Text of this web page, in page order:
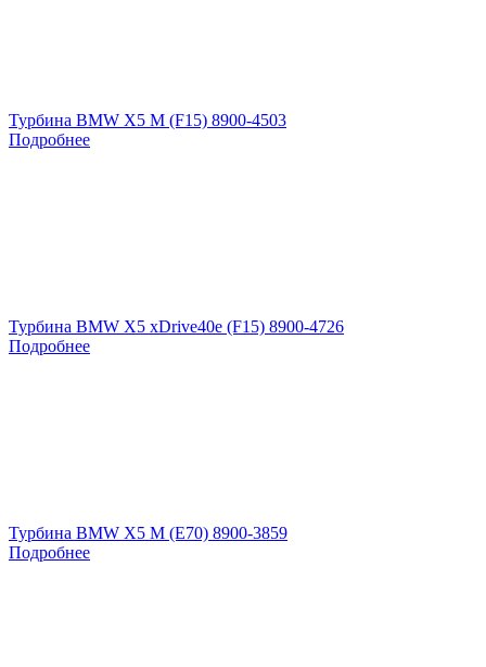
Турбина BMW X5 M (F15) 8900-4503
Подробнее
Турбина BMW X5 xDrive40e (F15) 8900-4726
Подробнее
Турбина BMW X5 M (E70) 8900-3859
Подробнее